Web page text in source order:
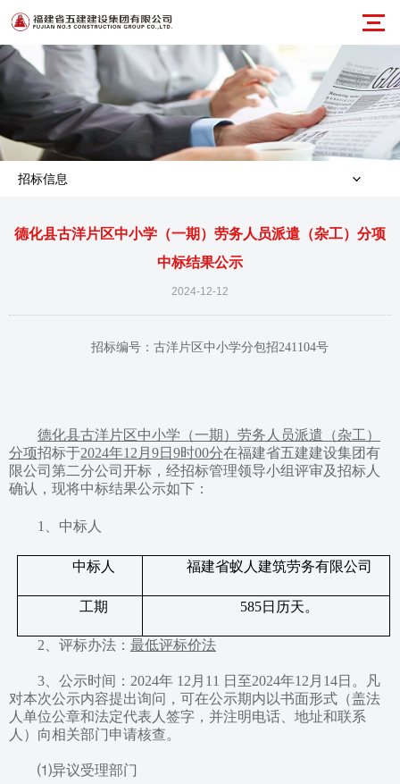
招标信息
德化县古洋片区中小学（一期）劳务人员派遣（杂工）分项
中标结果公示
2024-12-12
招标编号 ：古洋片区中小学分包招241104号
德化县古洋片区中小学（一期）劳务人员派遣（杂工）
分项招标于2024年12月9日9时00分在福建省五建建设集团有
限公司 第二分公司 开标， 经招标管理领导小组评审及招标人
确认，现将中标结果公示如下：
1、 中标人
中标人 福建省蚁人建筑劳务有限公司
工期 585日历天。
2、评标办法： 最低评标价法
3、 公示时间： 2024年 12 月 1 1 日至2024年12 月 14日。凡
对本次公示内容提出询问，可在公示期内 以书面形式（盖法
人单位公章和法定代表人签字，并注明电话、地址和联系
人） 向相关部门申请核查。
⑴异议受理部门